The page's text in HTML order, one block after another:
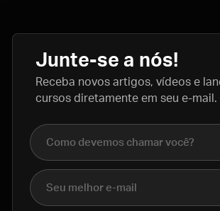
Junte-se a nós!
Receba novos artigos, vídeos e
cursos diretamente em seu e-mail.
Nome completo
E-mail